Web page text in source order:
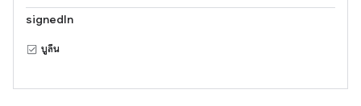
signedIn
บูลีน